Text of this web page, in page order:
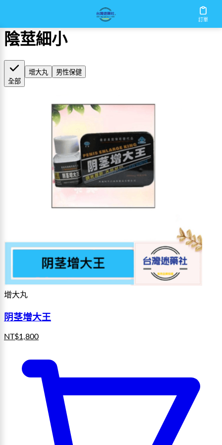
訂單
陰莖細小
全部
增大丸 男性保健
增大丸
阴茎增大王
NT$1,800